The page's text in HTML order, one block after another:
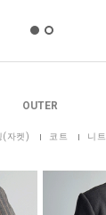
OUTER
(자켓) 코트 니